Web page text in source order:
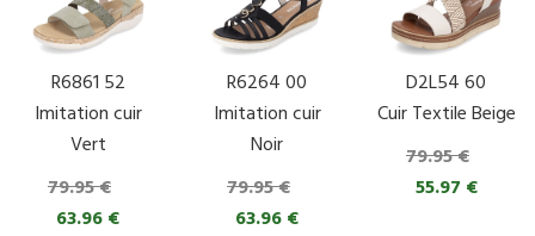
R6861 52
Imitation cuir
Vert
79.95 €
63.96 €
R6264 00
Imitation cuir
Noir
79.95 €
63.96 €
D2L54 60
Cuir Textile Beige
79.95 €
55.97 €